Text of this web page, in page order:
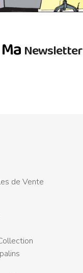
Ma Newsletter
de Vente